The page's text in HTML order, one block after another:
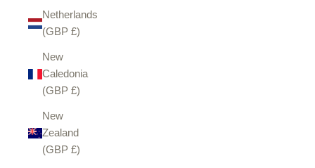
Netherlands
(GBP £)
New
Caledonia
(GBP £)
New
Zealand
(GBP £)